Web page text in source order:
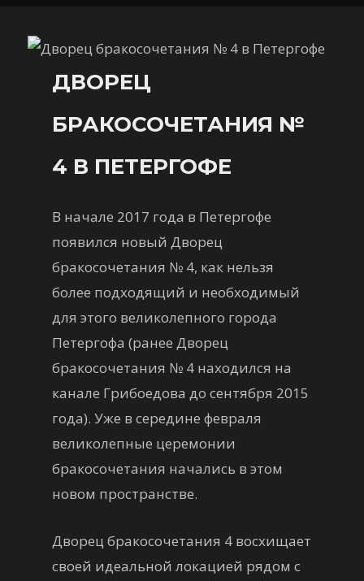
ДВОРЕЦ
БРАКОСОЧЕТАНИЯ №
4 В ПЕТЕРГОФЕ
В начале 2017 года в Петергофе
появился новый Дворец
бракосочетания № 4, как нельзя
более подходящий и необходимый
для этого великолепного города
Петергофа (ранее Дворец
бракосочетания № 4 находился на
канале Грибоедова до сентября 2015
года). Уже в середине февраля
великолепные церемонии
бракосочетания начались в этом
новом пространстве.
Дворец бракосочетания 4 восхищает
своей идеальной локацией рядом с